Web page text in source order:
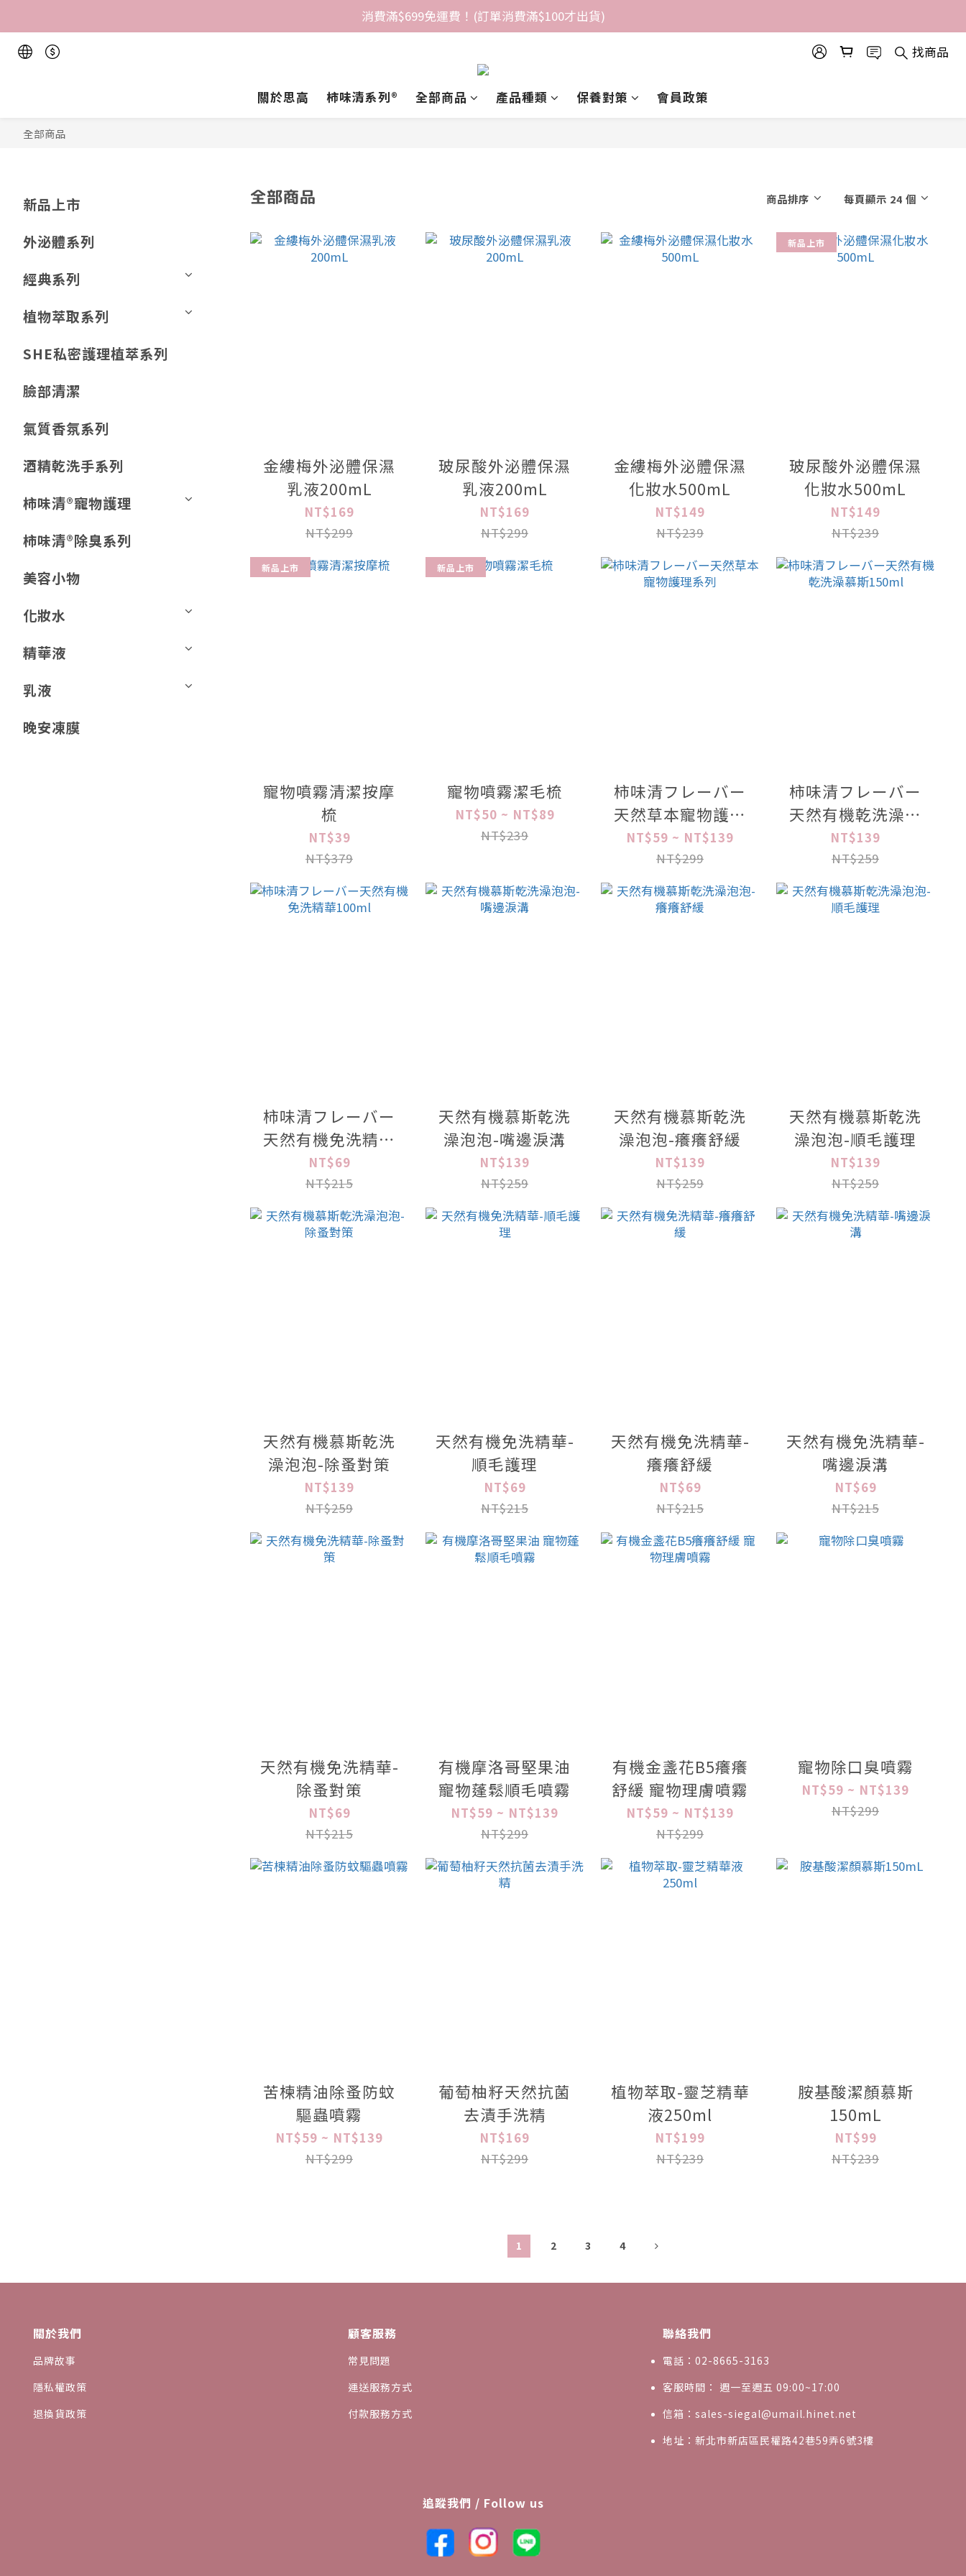
消費滿$699免運費！(訂單消費滿$100才出貨)
找商品
關於思高 柿味清系列®️ 全部商品 產品種類 保養對策 會員政策
全部商品
新品上市
外泌體系列
經典系列
植物萃取系列
SHE私密護理植萃系列
臉部清潔
氣質香氛系列
酒精乾洗手系列
柿味清®️寵物護理
柿味清®️除臭系列
美容小物
化妝水
精華液
乳液
晚安凍膜
全部商品 商品排序 每頁顯示 24 個
金縷梅外泌體保濕
乳液200mL
NT$169
NT$299
玻尿酸外泌體保濕
乳液200mL
NT$169
NT$299
金縷梅外泌體保濕
化妝水500mL
NT$149
NT$239
新品上市
玻尿酸外泌體保濕
化妝水500mL
NT$149
NT$239
新品上市
寵物噴霧清潔按摩
梳
NT$39
NT$379
新品上市
寵物噴霧潔毛梳
NT$50 ~ NT$89
NT$239
柿味清フレーバー
天然草本寵物護理
系列
NT$59 ~ NT$139
NT$299
柿味清フレーバー
天然有機乾洗澡慕
斯150ml
NT$139
NT$259
柿味清フレーバー
天然有機免洗精華
100ml
NT$69
NT$215
天然有機慕斯乾洗
澡泡泡-嘴邊淚溝
NT$139
NT$259
天然有機慕斯乾洗
澡泡泡-癢癢舒緩
NT$139
NT$259
天然有機慕斯乾洗
澡泡泡-順毛護理
NT$139
NT$259
天然有機慕斯乾洗
澡泡泡-除蚤對策
NT$139
NT$259
天然有機免洗精華-
順毛護理
NT$69
NT$215
天然有機免洗精華-
癢癢舒緩
NT$69
NT$215
天然有機免洗精華-
嘴邊淚溝
NT$69
NT$215
天然有機免洗精華-
除蚤對策
NT$69
NT$215
有機摩洛哥堅果油
寵物蓬鬆順毛噴霧
NT$59 ~ NT$139
NT$299
有機金盞花B5癢癢
舒緩 寵物理膚噴霧
NT$59 ~ NT$139
NT$299
寵物除口臭噴霧
NT$59 ~ NT$139
NT$299
苦楝精油除蚤防蚊
驅蟲噴霧
NT$59 ~ NT$139
NT$299
葡萄柚籽天然抗菌
去漬手洗精
NT$169
NT$299
植物萃取-靈芝精華
液250ml
NT$199
NT$239
胺基酸潔顏慕斯
150mL
NT$99
NT$239
1 2 3 4
關於我們
品牌故事
隱私權政策
退換貨政策
顧客服務
常見問題
運送服務方式
付款服務方式
聯絡我們
電話：02-8665-3163
客服時間： 週一至週五 09:00~17:00
信箱：sales-siegal@umail.hinet.net
地址：新北市新店區民權路42巷59弄6號3樓
追蹤我們 / Follow us